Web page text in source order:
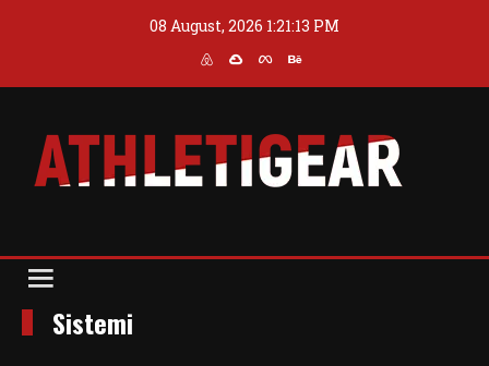
08 August, 2026 1:21:13 PM
Sistemi